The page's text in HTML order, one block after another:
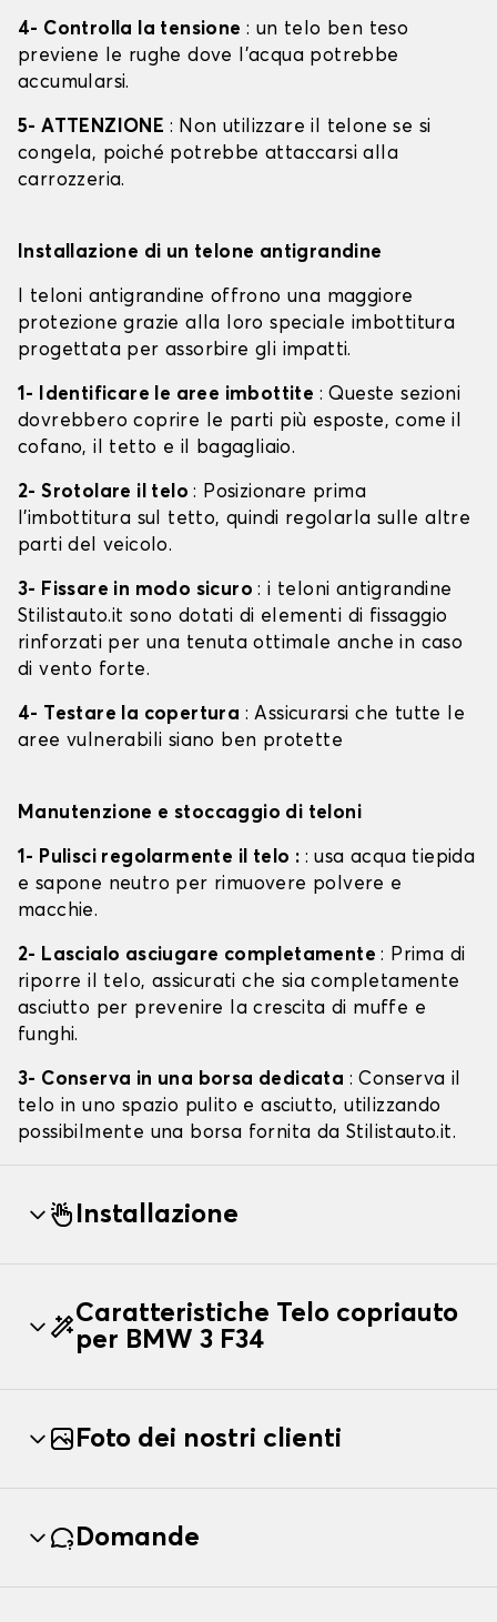
4- Controlla la tensione : un telo ben teso
previene le rughe dove l'acqua potrebbe
accumularsi.
5- ATTENZIONE : Non utilizzare il telone se si
congela, poiché potrebbe attaccarsi alla
carrozzeria.
Installazione di un telone antigrandine
I teloni antigrandine offrono una maggiore
protezione grazie alla loro speciale imbottitura
progettata per assorbire gli impatti.
1- Identificare le aree imbottite : Queste sezioni
dovrebbero coprire le parti più esposte, come il
cofano, il tetto e il bagagliaio.
2- Srotolare il telo: Posizionare prima
l'imbottitura sul tetto, quindi regolarla sulle altre
parti del veicolo.
3- Fissare in modo sicuro: i teloni antigrandine
Stilistauto.it sono dotati di elementi di fissaggio
rinforzati per una tenuta ottimale anche in caso
di vento forte.
4- Testare la copertura : Assicurarsi che tutte le
aree vulnerabili siano ben protette
Manutenzione e stoccaggio di teloni
1- Pulisci regolarmente il telo : : usa acqua tiepida
e sapone neutro per rimuovere polvere e
macchie.
2- Lascialo asciugare completamente: Prima di
riporre il telo, assicurati che sia completamente
asciutto per prevenire la crescita di muffe e
funghi.
3- Conserva in una borsa dedicata : Conserva il
telo in uno spazio pulito e asciutto, utilizzando
possibilmente una borsa fornita da Stilistauto.it.
Installazione
Caratteristiche Telo copriauto
per BMW 3 F34
Foto dei nostri clienti
Domande